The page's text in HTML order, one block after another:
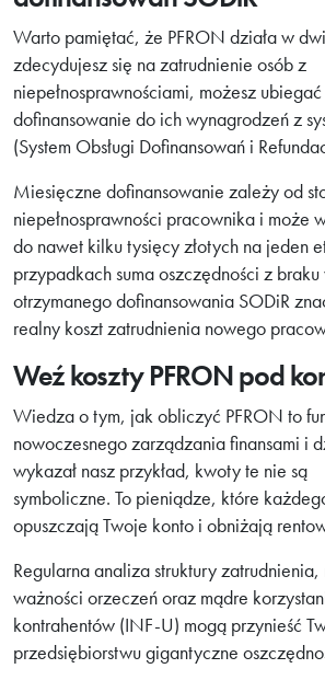
Warto pamiętać, że PFRON działa w
zdecydujesz się na zatrudnienie osób z
niepełnosprawnościami, możesz
dofinansowanie do ich wynagrodzeń z
(System Obsługi Dofinansowań i
Miesięczne dofinansowanie zależy od
niepełnosprawności pracownika i może
do nawet kilku tysięcy złotych na jeden
przypadkach suma oszczędności z braku
otrzymanego dofinansowania SODiR
realny koszt zatrudnienia nowego
Weź koszty PFRON pod
Wiedza o tym, jak obliczyć PFRON to
nowoczesnego zarządzania finansami i
wykazał nasz przykład, kwoty te nie są
symboliczne. To pieniądze, które
opuszczają Twoje konto i obniżają
Regularna analiza struktury
ważności orzeczeń oraz mądre
kontrahentów (INF-U) mogą przynieść
przedsiębiorstwu gigantyczne